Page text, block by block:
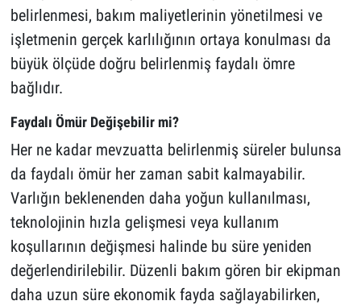
belirlenmesi, bakım maliyetlerinin yönetilmesi ve
işletmenin gerçek karlılığının ortaya konulması da
büyük ölçüde doğru belirlenmiş faydalı ömre
bağlıdır.
Faydalı Ömür Değişebilir mi?
Her ne kadar mevzuatta belirlenmiş süreler bulunsa
da faydalı ömür her zaman sabit kalmayabilir.
Varlığın beklenenden daha yoğun kullanılması,
teknolojinin hızla gelişmesi veya kullanım
koşullarının değişmesi halinde bu süre yeniden
değerlendirilebilir. Düzenli bakım gören bir ekipman
daha uzun süre ekonomik fayda sağlayabilirken,